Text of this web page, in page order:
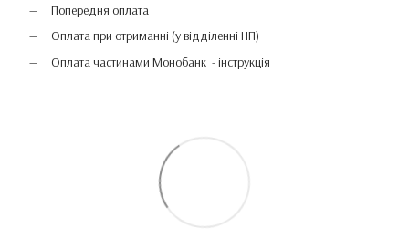
Попередня оплата
Оплата при отриманні (у відділенні НП)
Оплата частинами Монобанк - інструкція